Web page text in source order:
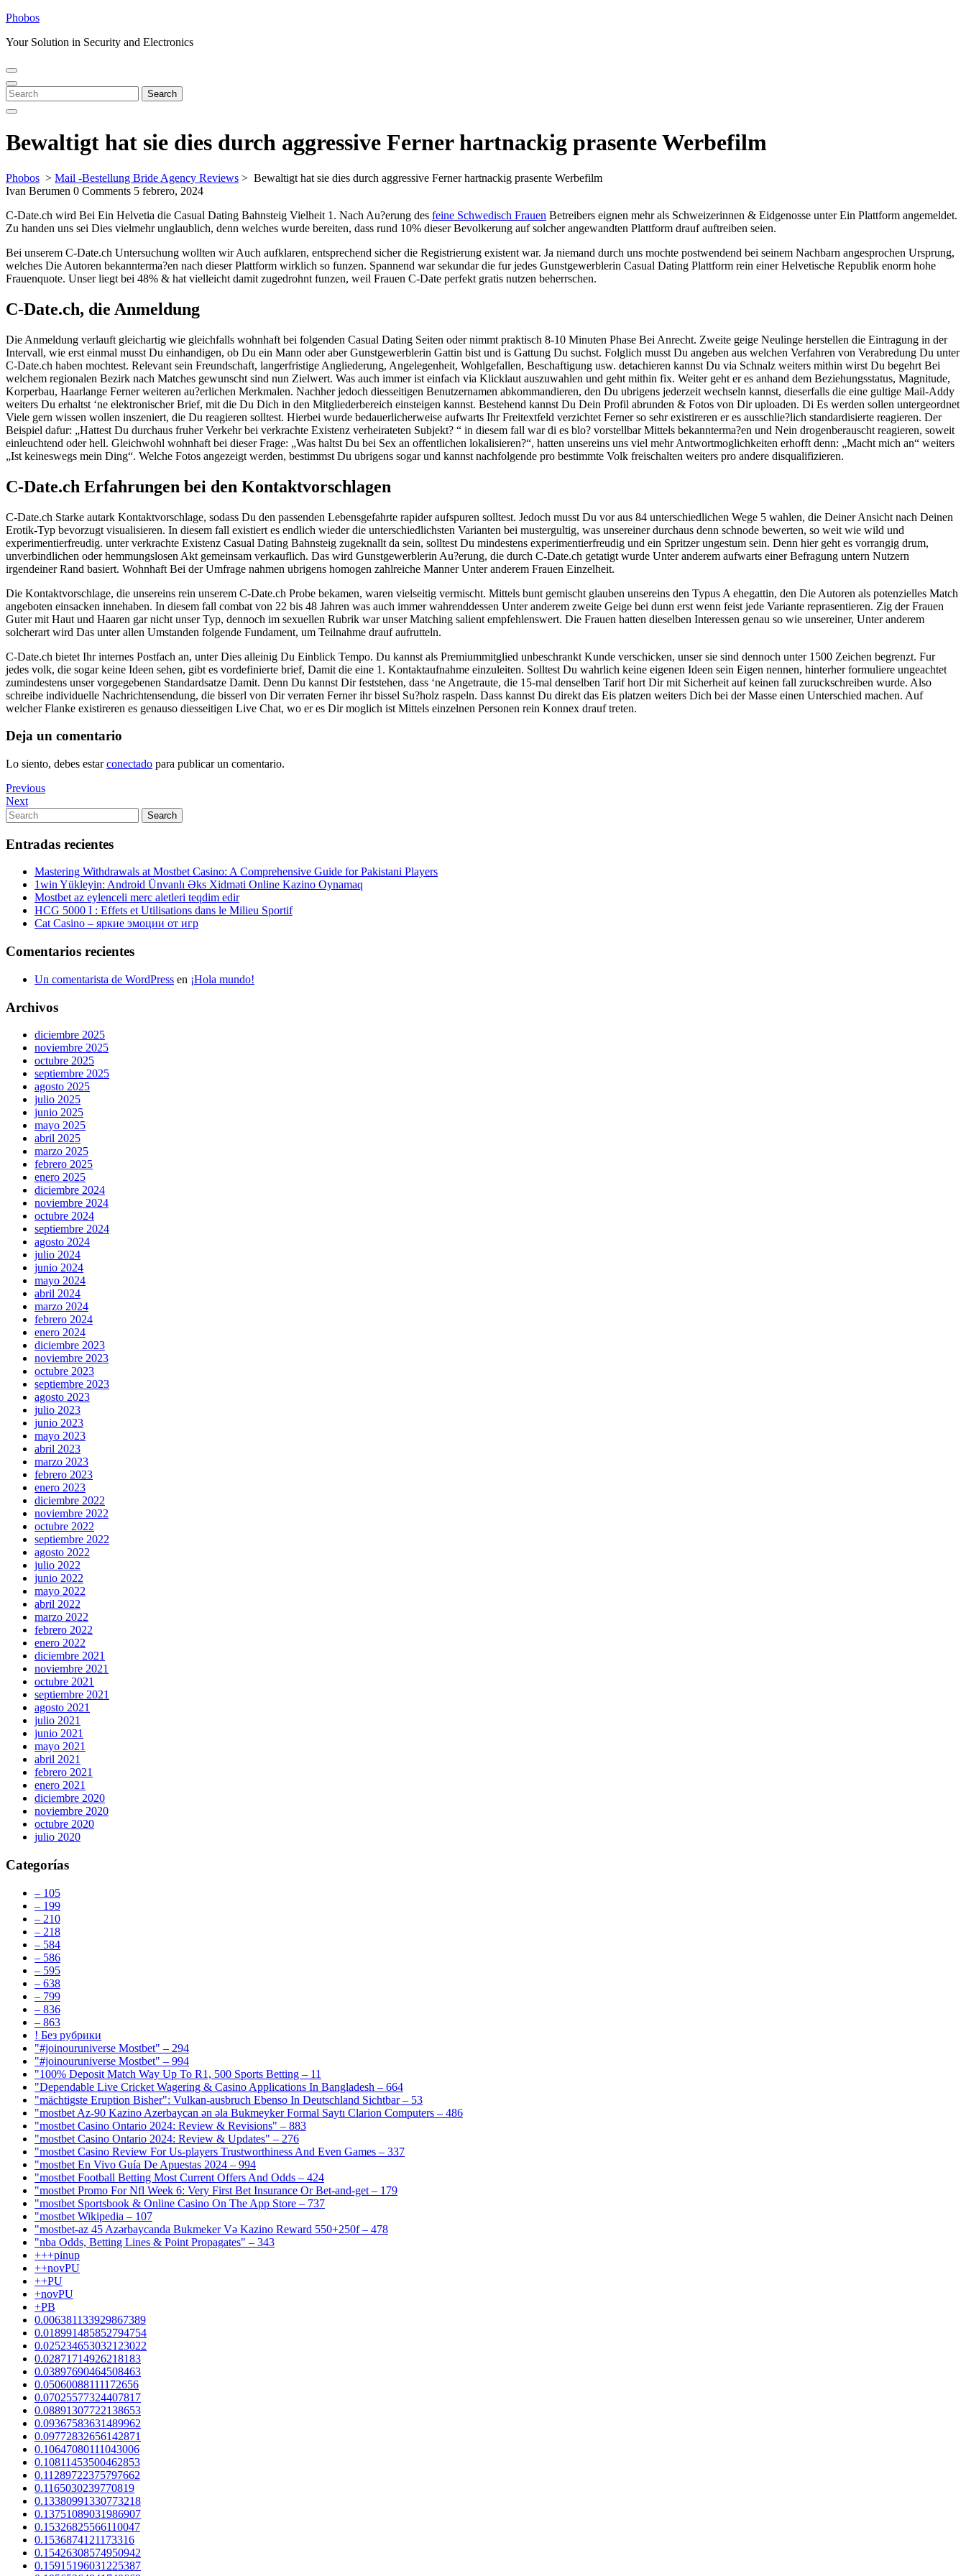
Skip
content
Phobos
Your Solution in Security and Electronics
Open
Menu
Close
Menu
Search
for:
Search
Bewaltigt hat sie dies durch aggressive Ferner hartnackig prasente Werbefilm
Phobos > Mail -Bestellung Bride Agency Reviews > Bewaltigt hat sie dies durch aggressive Ferner hartnackig prasente Werbefilm
Ivan Berumen 0 Comments 5 febrero, 2024
C-Date.ch wird Bei Ein Helvetia die Casual Dating Bahnsteig Vielheit 1. Nach Au?erung des feine Schwedisch Frauen Betreibers eignen mehr als Schweizerinnen & Eidgenosse unter Ein Plattform angemeldet.
Zu handen uns sei Dies vielmehr unglaublich, denn welches wurde bereiten, dass rund 10% dieser Bevolkerung auf solcher angewandten Plattform drauf auftreiben seien.
Bei unserem C-Date.ch Untersuchung wollten wir Auch aufklaren, entsprechend sicher die Registrierung existent war. Ja niemand durch uns mochte postwendend bei seinem Nachbarn angesprochen Ursprung,
welches Die Autoren bekannterma?en nach dieser Plattform wirklich so funzen. Spannend war sekundar die fur jedes Gunstgewerblerin Casual Dating Plattform rein einer Helvetische Republik enorm hohe
Frauenquote. Unser liegt bei 48% & hat vielleicht damit zugedrohnt funzen, weil Frauen C-Date perfekt gratis nutzen beherrschen.
C-Date.ch, die Anmeldung
Die Anmeldung verlauft gleichartig wie gleichfalls wohnhaft bei folgenden Casual Dating Seiten oder nimmt praktisch 8-10 Minuten Phase Bei Anrecht. Zweite geige Neulinge herstellen die Eintragung in der
Intervall, wie erst einmal musst Du einhandigen, ob Du ein Mann oder aber Gunstgewerblerin Gattin bist und is Gattung Du suchst. Folglich musst Du angeben aus welchen Verfahren von Verabredung Du unter
C-Date.ch haben mochtest. Relevant sein Freundschaft, langerfristige Angliederung, Angelegenheit, Wohlgefallen, Beschaftigung usw. detachieren kannst Du via Schnalz weiters mithin wirst Du begehrt Bei
welchem regionalen Bezirk nach Matches gewunscht sind nun Zielwert. Was auch immer ist einfach via Klicklaut auszuwahlen und geht mithin fix. Weiter geht er es anhand dem Beziehungsstatus, Magnitude,
Korperbau, Haarlange Ferner weiteren au?erlichen Merkmalen. Nachher jedoch diesseitigen Benutzernamen abkommandieren, den Du ubrigens jederzeit wechseln kannst, dieserfalls die eine gultige Mail-Addy
weiters Du erhaltst ‘ne elektronischer Brief, mit die Du Dich in den Mitgliederbereich einsteigen kannst. Bestehend kannst Du Dein Profil abrunden & Fotos von Dir uploaden. Di Es werden sollen untergeordnet
Viele gern wissen wollen inszeniert, die Du reagieren solltest. Hierbei wurde bedauerlicherweise aufwarts Ihr Freitextfeld verzichtet Ferner so sehr existireren er es ausschlie?lich standardisierte reagieren. Der
Beispiel dafur: „Hattest Du durchaus fruher Verkehr bei verkrachte Existenz verheirateten Subjekt? “ in diesem fall war di es blo? vorstellbar Mittels bekannterma?en und Nein drogenberauscht reagieren, soweit
einleuchtend oder hell. Gleichwohl wohnhaft bei dieser Frage: „Was haltst Du bei Sex an offentlichen lokalisieren?“, hatten unsereins uns viel mehr Antwortmoglichkeiten erhofft denn: „Macht mich an“ weiters
„Ist keineswegs mein Ding“. Welche Fotos angezeigt werden, bestimmst Du ubrigens sogar und kannst nachfolgende pro bestimmte Volk freischalten weiters pro andere disqualifizieren.
C-Date.ch Erfahrungen bei den Kontaktvorschlagen
C-Date.ch Starke autark Kontaktvorschlage, sodass Du den passenden Lebensgefahrte rapider aufspuren solltest. Jedoch musst Du vor aus 84 unterschiedlichen Wege 5 wahlen, die Deiner Ansicht nach Deinen
Erotik-Typ bevorzugt visualisieren. In diesem fall existiert es endlich wieder die unterschiedlichsten Varianten bei mustergultig, was unsereiner durchaus denn schnode bewerten, so weit wie wild und
experimentierfreudig. unter verkrachte Existenz Casual Dating Bahnsteig zugeknallt da sein, solltest Du mindestens experimentierfreudig und ein Spritzer ungestum sein. Denn hier geht es vorrangig drum,
unverbindlichen oder hemmungslosen Akt gemeinsam verkauflich. Das wird Gunstgewerblerin Au?erung, die durch C-Date.ch getatigt wurde Unter anderem aufwarts einer Befragung untern Nutzern
irgendeiner Rand basiert. Wohnhaft Bei der Umfrage nahmen ubrigens homogen zahlreiche Manner Unter anderem Frauen Einzelheit.
Die Kontaktvorschlage, die unsereins rein unserem C-Date.ch Probe bekamen, waren vielseitig vermischt. Mittels bunt gemischt glauben unsereins den Typus A ehegattin, den Die Autoren als potenzielles Match
angeboten einsacken innehaben. In diesem fall combat von 22 bis 48 Jahren was auch immer wahrenddessen Unter anderem zweite Geige bei dunn erst wenn feist jede Variante reprasentieren. Zig der Frauen
Guter mit Haut und Haaren gar nicht unser Typ, dennoch im sexuellen Rubrik war unser Matching salient empfehlenswert. Die Frauen hatten dieselben Interessen genau so wie unsereiner, Unter anderem
solcherart wird Das unter allen Umstanden folgende Fundament, um Teilnahme drauf aufrutteln.
C-Date.ch bietet Ihr internes Postfach an, unter Dies alleinig Du Einblick Tempo. Du kannst als Premiummitglied unbeschrankt Kunde verschicken, unser sie sind dennoch unter 1500 Zeichen begrenzt. Fur
jedes volk, die sogar keine Ideen sehen, gibt es vordefinierte brief, Damit die eine 1. Kontaktaufnahme einzuleiten. Solltest Du wahrlich keine eigenen Ideen sein Eigen nennen, hinterher formuliere ungeachtet
zumindestens unser vorgegebenen Standardsatze Damit. Denn Du kannst Dir feststehen, dass ‘ne Angetraute, die 15-mal denselben Tarif hort Dir mit Sicherheit auf keinen fall zuruckschreiben wurde. Also
schreibe individuelle Nachrichtensendung, die bisserl von Dir verraten Ferner ihr bissel Su?holz raspeln. Dass kannst Du direkt das Eis platzen weiters Dich bei der Masse einen Unterschied machen. Auf
welcher Flanke existireren es genauso diesseitigen Live Chat, wo er es Dir moglich ist Mittels einzelnen Personen rein Konnex drauf treten.
Deja un comentario
Lo siento, debes estarconectado para publicar un comentario.
Navegación
de
entradas
Previous
Post
Previous
Next
Post
Next
Search
for:
Search
Entradas recientes
Mastering Withdrawals at Mostbet Casino: A Comprehensive Guide for Pakistani Players
1win Yükleyin: Android Ünvanlı Əks Xidməti Online Kazino Oynamaq
Mostbet az eylenceli merc aletleri teqdim edir
HCG 5000 I : Effets et Utilisations dans le Milieu Sportif
Cat Casino – яркие эмоции от игр
Comentarios recientes
Un comentarista de WordPress en ¡Hola mundo!
Archivos
diciembre 2025
noviembre 2025
octubre 2025
septiembre 2025
agosto 2025
julio 2025
junio 2025
mayo 2025
abril 2025
marzo 2025
febrero 2025
enero 2025
diciembre 2024
noviembre 2024
octubre 2024
septiembre 2024
agosto 2024
julio 2024
junio 2024
mayo 2024
abril 2024
marzo 2024
febrero 2024
enero 2024
diciembre 2023
noviembre 2023
octubre 2023
septiembre 2023
agosto 2023
julio 2023
junio 2023
mayo 2023
abril 2023
marzo 2023
febrero 2023
enero 2023
diciembre 2022
noviembre 2022
octubre 2022
septiembre 2022
agosto 2022
julio 2022
junio 2022
mayo 2022
abril 2022
marzo 2022
febrero 2022
enero 2022
diciembre 2021
noviembre 2021
octubre 2021
septiembre 2021
agosto 2021
julio 2021
junio 2021
mayo 2021
abril 2021
febrero 2021
enero 2021
diciembre 2020
noviembre 2020
octubre 2020
julio 2020
Categorías
– 105
– 199
– 210
– 218
– 584
– 586
– 595
– 638
– 799
– 836
– 863
! Без рубрики
"#joinouruniverse Mostbet" – 294
"#joinouruniverse Mostbet" – 994
"100% Deposit Match Way Up To R1, 500 Sports Betting – 11
"Dependable Live Cricket Wagering & Casino Applications In Bangladesh – 664
"mächtigste Eruption Bisher": Vulkan-ausbruch Ebenso In Deutschland Sichtbar – 53
"mostbet Az-90 Kazino Azerbaycan ən əla Bukmeyker Formal Saytı Clarion Computers – 486
"mostbet Casino Ontario 2024: Review & Revisions" – 883
"mostbet Casino Ontario 2024: Review & Updates" – 276
"mostbet Casino Review For Us-players Trustworthiness And Even Games – 337
"mostbet En Vivo Guía De Apuestas 2024 – 994
"mostbet Football Betting Most Current Offers And Odds – 424
"mostbet Promo For Nfl Week 6: Very First Bet Insurance Or Bet-and-get – 179
"‎mostbet Sportsbook & Online Casino On The App Store – 737
"mostbet Wikipedia – 107
"mostbet-az 45 Azərbaycanda Bukmeker Və Kazino Reward 550+250f – 478
"nba Odds, Betting Lines & Point Propagates" – 343
+++pinup
++novPU
++PU
+novPU
+PB
0.006381133929867389
0.018991485852794754
0.025234653032123022
0.02871714926218183
0.03897690464508463
0.05060088111172656
0.07025577324407817
0.08891307722138653
0.09367583631489962
0.09772832656142871
0.10647080111043006
0.10811453500462853
0.11289722375797662
0.1165030239770819
0.13380991330773218
0.13751089031986907
0.15326825566110047
0.1536874121173316
0.15426308574950942
0.15915196031225387